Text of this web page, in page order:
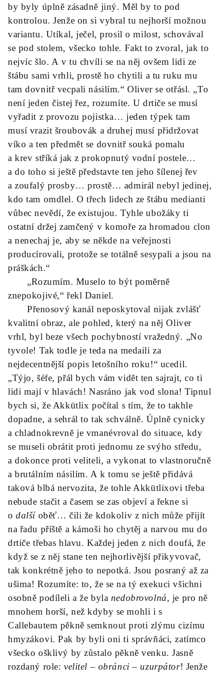
by byly úplně zásadně jiný. Měl by to pod
kontrolou. Jenže on si vybral tu nejhorší možnou
variantu. Utíkal, ječel, prosil o milost, schovával
se pod stolem, všecko tohle. Fakt to zvoral, jak to
nejvíc šlo. A v tu chvíli se na něj ovšem lidi ze
štábu sami vrhli, prostě ho chytili a tu ruku mu
tam dovnitř vecpali násilím.“ Oliver se otřásl. „To
není jeden čistej řez, rozumíte. U drtiče se musí
vyřadit z provozu pojistka… jeden týpek tam
musí vrazit šroubovák a druhej musí přidržovat
víko a ten předmět se dovnitř souká pomalu
a krev stříká jak z prokopnutý vodní postele…
a do toho si ještě představte ten jeho šílenej řev
a zoufalý prosby… prostě… admirál nebyl jedinej,
kdo tam omdlel. O třech lidech ze štábu medianti
vůbec nevědí, že existujou. Tyhle ubožáky ti
ostatní držej zamčený v komoře za hromadou clon
a nenechaj je, aby se někde na veřejnosti
producírovali, protože se totálně sesypali a jsou na
práškách.“
„Rozumím. Muselo to být poměrně
znepokojivé,“ řekl Daniel.
Přenosový kanál neposkytoval nijak zvlášť
kvalitní obraz, ale pohled, který na něj Oliver
vrhl, byl beze všech pochybností vražedný. „No
tyvole! Tak todle je teda na medaili za
nejdecentnější popis letošního roku!“ ucedil.
„Týjo, šéfe, přál bych vám vidět ten sajrajt, co ti
lidi mají v hlavách! Nasráno jak vod slona! Tipnul
bych si, že Akkütlix počítal s tím, že to takhle
dopadne, a sehrál to tak schválně. Úplně cynicky
a chladnokrevně je vmanévroval do situace, kdy
se museli obrátit proti jednomu ze svýho středu,
a dokonce proti veliteli, a vykonat to vlastnoručně
a brutálním násilím. A k tomu se ještě přidává
taková blbá nervozita, že tohle Akkütlixovi třeba
nebude stačit a časem se zas objeví a řekne si
odalšíoběť… čili že kdokoliv z nich může přijít
na řadu příště a kámoši ho chytěj a narvou mu do
drtiče třebas hlavu. Každej jeden z nich doufá, že
když se z něj stane ten nejhorlivější přikyvovač,
tak konkrétně jeho to nepotká. Jsou posraný až za
ušima! Rozumíte: to, že se na tý exekuci všichni
osobně podíleli a že byla nedobrovolná, je pro ně
mnohem horší, než kdyby se mohli i s
Callebautem pěkně semknout proti zlýmu cizímu
hmyzákovi. Pak by byli oni ti správňáci, zatímco
všecko ošklivý by zůstalo pěkně venku. Jasně
rozdaný role: velitel – obránci – uzurpátor! Jenže